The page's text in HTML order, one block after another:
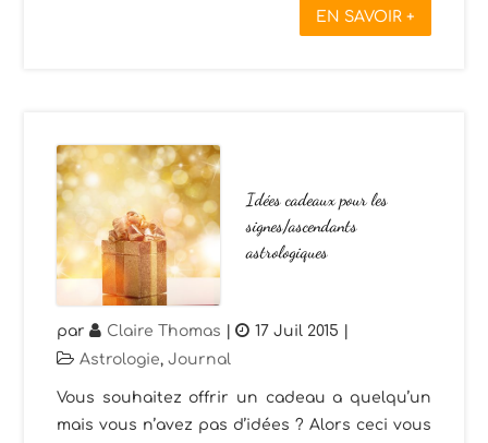
EN SAVOIR +
Idées cadeaux pour les
signes/ascendants
astrologiques
par Claire Thomas | 17 Juil 2015
Astrologie,Journal
Vous souhaitez offrir un cadeau a quelqu’un
mais vous n’avez pas d’idées ? Alors ceci vous